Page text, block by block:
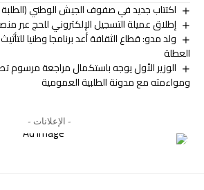
اكتتاب جديد في صفوف الجيش الوطني (الطلبة
إطلاق عميلة التسجيل الإلكتروني للحج عبر
ولد مدو: قطاع الثقافة أعد برنامجا وطنيا
العطلة
الوزير الأول يوجه باستكمال مراجعة
ومواءمته مع مدونة الطلبية العمومية
- الإعلانات -